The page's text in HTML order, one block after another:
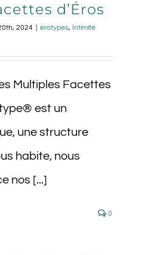
d’Éros
2024 érotypes, Intimité
Multiples Facettes
est un
une structure
habite, nous
nos [...]
0